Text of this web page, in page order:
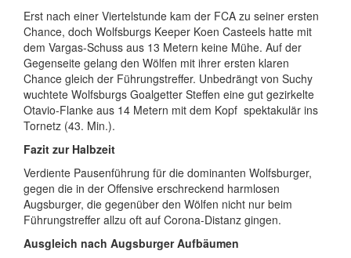
Erst nach einer Viertelstunde kam der FCA zu seiner ersten
Chance, doch Wolfsburgs Keeper Koen Casteels hatte mit
dem Vargas-Schuss aus 13 Metern keine Mühe. Auf der
Gegenseite gelang den Wölfen mit ihrer ersten klaren
Chance gleich der Führungstreffer. Unbedrängt von Suchy
wuchtete Wolfsburgs Goalgetter Steffen eine gut gezirkelte
Otavio-Flanke aus 14 Metern mit dem Kopf spektakulär ins
Tornetz (43. Min.).
Fazit zur Halbzeit
Verdiente Pausenführung für die dominanten Wolfsburger,
gegen die in der Offensive erschreckend harmlosen
Augsburger, die gegenüber den Wölfen nicht nur beim
Führungstreffer allzu oft auf Corona-Distanz gingen.
Ausgleich nach Augsburger Aufbäumen